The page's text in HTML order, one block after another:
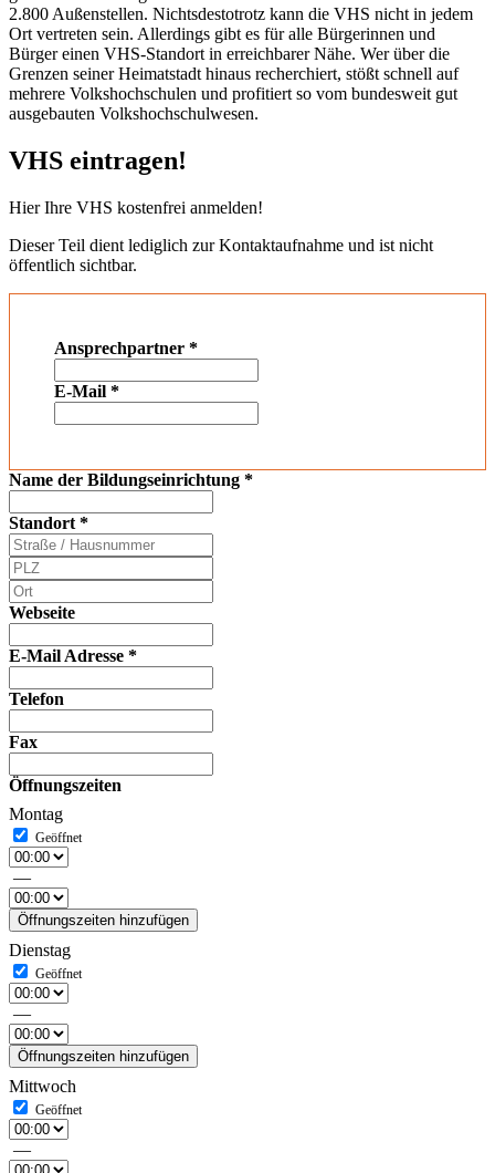
2.800 Außenstellen. Nichtsdestotrotz kann die VHS nicht in jedem
Ort vertreten sein. Allerdings gibt es für alle Bürgerinnen und
Bürger einen VHS-Standort in erreichbarer Nähe. Wer über die
Grenzen seiner Heimatstadt hinaus recherchiert, stößt schnell auf
mehrere Volkshochschulen und profitiert so vom bundesweit gut
ausgebauten Volkshochschulwesen.
VHS eintragen!
Hier Ihre VHS kostenfrei anmelden!
Dieser Teil dient lediglich zur Kontaktaufnahme und ist nicht
öffentlich sichtbar.
Ansprechpartner *
E-Mail *
Name der Bildungseinrichtung *
Standort *
Webseite
E-Mail Adresse *
Telefon
Fax
Öffnungszeiten
Montag
—
Öffnungszeiten hinzufügen
Dienstag
—
Öffnungszeiten hinzufügen
Mittwoch
—